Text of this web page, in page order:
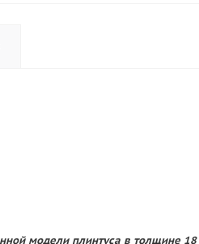
модели плинтуса в толщине